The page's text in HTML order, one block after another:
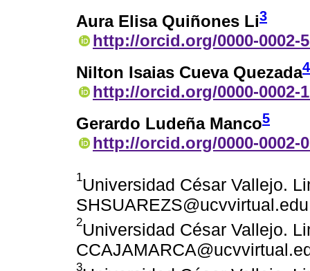
Aura Elisa Quiñones Li3
http://orcid.org/0000-0002-
Nilton Isaias Cueva Quezada4
http://orcid.org/0000-0002-
Gerardo Ludeña Manco5
http://orcid.org/0000-0002-
1Universidad César Vallejo.
2Universidad César Vallejo.
3